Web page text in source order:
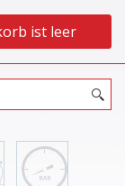
ist leer